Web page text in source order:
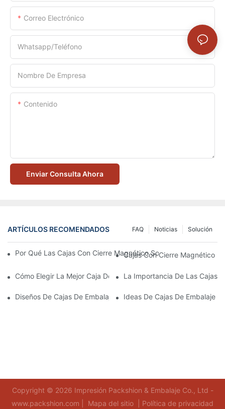
Correo Electrónico
Whatsapp/Teléfono
Nombre De Empresa
Contenido
Enviar Consulta Ahora
ARTÍCULOS RECOMENDADOS Solución
Noticias
FAQ
Por Qué Las Cajas Con Cierre Magnético Son La Mejor Opción
Cajas Con Cierre Magnético
Cómo Elegir La Mejor Caja De Embalaje Para Productos De
La Importancia De Las Cajas
Diseños De Cajas De Embalaje Para Productos De Cuidado
Ideas De Cajas De Embalaje
Copyright © 2026 Impresión Packshion & Embalaje Co., Ltd -
www.packshion.com |
Mapa del sitio Política de privacidad